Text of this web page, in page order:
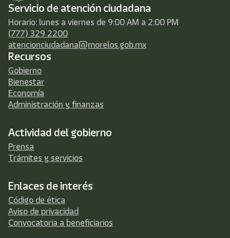
Servicio de atención ciudadana
Horario: lunes a viernes de 9:00 AM a 2:00 PM
(777) 329 2200
atencionciudadana@morelos.gob.mx
Recursos
Gobierno
Bienestar
Economía
Administración y finanzas
Actividad del gobierno
Prensa
Trámites y servicios
Enlaces de interés
Código de ética
Aviso de privacidad
Convocatoria a beneficiarios